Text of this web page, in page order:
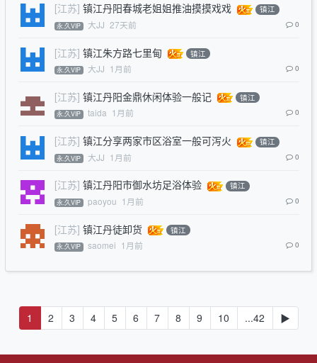
[江苏] 镇江丹阳春城老姐姐推油摸摸戏戏 镇江
永.久VIP 大JJ 27天前 0
[江苏] 镇江朱方路七里甸 镇江
永.久VIP 大JJ 1月前 0
[江苏] 镇江丹阳金鼎休闲体验一般记 镇江
永.久VIP taida 1月前 0
[江苏] 镇江分享两家市区浴室一般可泻火 镇江
永.久VIP 大JJ 1月前 0
[江苏] 镇江丹阳市御水坊足浴体验 镇江
永.久VIP paoyou 1月前 0
[江苏] 镇江丹徒卸货 镇江
永.久VIP saomei 1月前 0
1 2 3 4 5 6 7 8 9 10 ...42 ▶